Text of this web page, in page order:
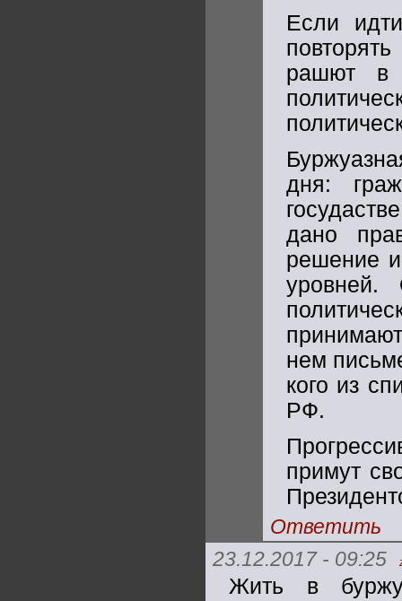
Если
рашют в
дня:
дано
решение
нем
кого из
РФ.
примут
Ответить
23.12.2017 - 09:25
Жить в